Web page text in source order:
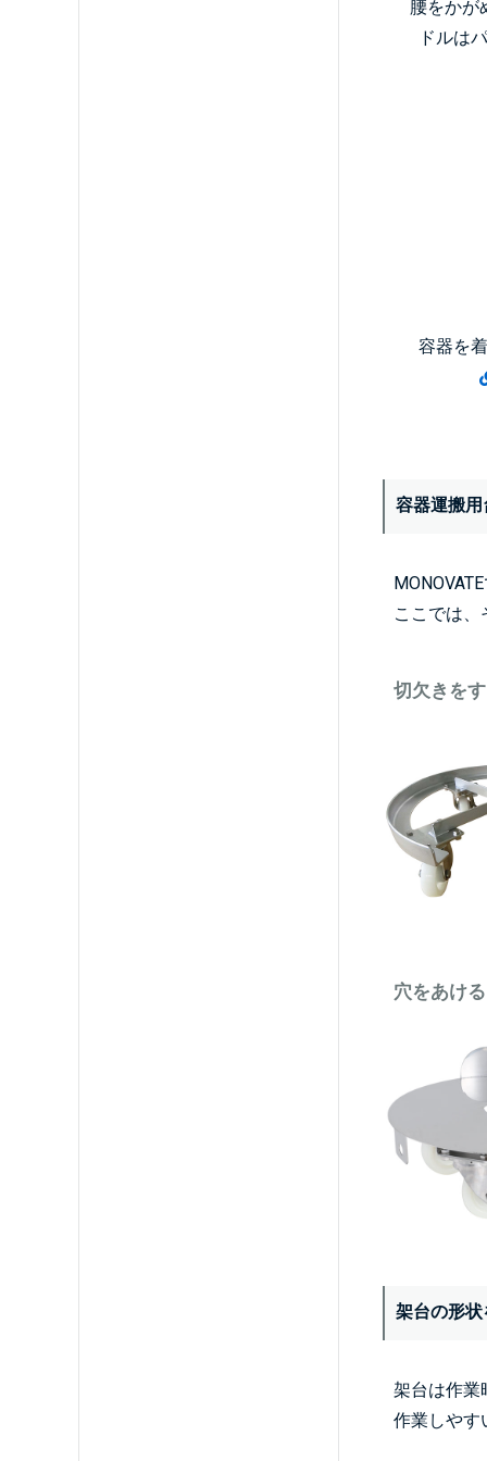
腰をかが
ドルは
容器を
容器運搬
ここでは
切欠きを
穴をあける
架台の形状
架台は作業
作業しやす